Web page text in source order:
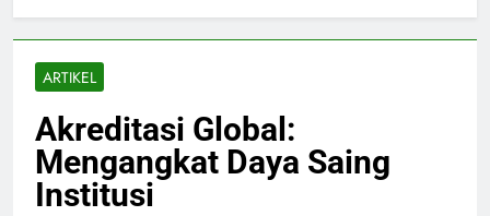
ARTIKEL
Akreditasi Global:
Mengangkat Daya Saing
Institusi